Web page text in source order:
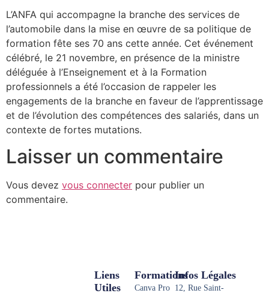
L’ANFA qui accompagne la branche des services de
l’automobile dans la mise en œuvre de sa politique de
formation fête ses 70 ans cette année. Cet événement
célébré, le 21 novembre, en présence de la ministre
déléguée à l’Enseignement et à la Formation
professionnels a été l’occasion de rappeler les
engagements de la branche en faveur de l’apprentissage
et de l’évolution des compétences des salariés, dans un
contexte de fortes mutations.
Laisser un commentaire
Vous devez vous connecter pour publier un
commentaire.
Formations
Canva Pro
Liens
Utiles
Infos Légales
12, Rue Saint-